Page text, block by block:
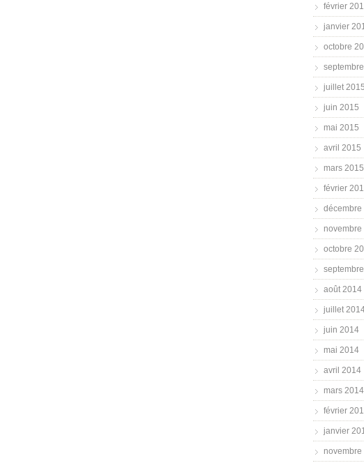
février
janvier
octobre
juillet 2015
juin 2015
mai 2015
avril 2015
mars 2015
février
décembre
novembre
octobre
août 2014
juillet
juin 2014
mai 2014
avril 2014
mars 2014
février
janvier
novembre